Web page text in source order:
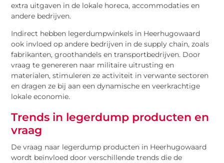
extra uitgaven in de lokale horeca, accommodaties en
andere bedrijven.
Indirect hebben legerdumpwinkels in Heerhugowaard
ook invloed op andere bedrijven in de supply chain, zoals
fabrikanten, groothandels en transportbedrijven. Door
vraag te genereren naar militaire uitrusting en
materialen, stimuleren ze activiteit in verwante sectoren
en dragen ze bij aan een dynamische en veerkrachtige
lokale economie.
Trends in legerdump producten en
vraag
De vraag naar legerdump producten in Heerhugowaard
wordt beïnvloed door verschillende trends die de